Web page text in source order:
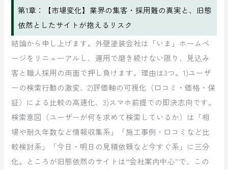
第1章：【市場変化】業界の集客・採用難の真実と、旧態
依然としたサイトが抱えるリスク
結論から申し上げます。外壁塗装会社は「いま」ホームペ
ージをリニューアルし、運用で磨き続けない限り、見込み
客と職人採用の両面で押し負けます。理由は3つ。1)ユーザ
ーの検索行動の激変、2)評価軸の可視化（口コミ・価格・保
証）による比較の高速化、3)スマホ前提での即決志向です。
検索意図（ユーザーが何を求めて検索しているか）は「相
場や耐久年数など情報収集系」「施工事例・口コミなど比
較検討系」「今日・明日の見積依頼など今すぐ系」に三分
化。ところが旧態依然のサイトは“会社案内中心”で、この